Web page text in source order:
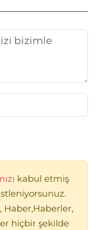
kabul etmiş
Haber,Haberler,
hiçbir şekilde